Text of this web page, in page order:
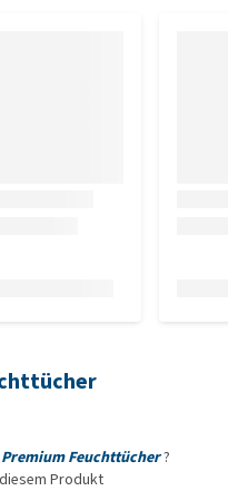
Premium Feuchttücher?
Produkt